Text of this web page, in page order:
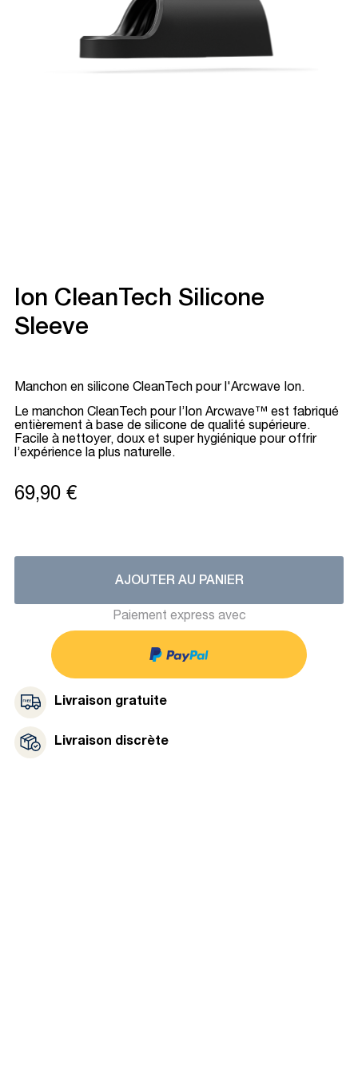
Ion CleanTech Silicone
Sleeve
Manchon en silicone CleanTech pour l'Arcwave Ion.
Le manchon CleanTech pour l’Ion Arcwave™ est fabriqué
entièrement à base de silicone de qualité supérieure.
Facile à nettoyer, doux et super hygiénique pour offrir
l’expérience la plus naturelle.
69,90 €
AJOUTER AU PANIER
Paiement express avec
Livraison gratuite
Livraison discrète